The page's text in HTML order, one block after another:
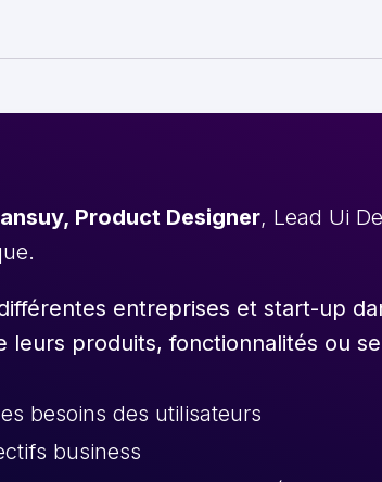
Product Designer, Lead Ui
entreprises et start-up
leurs produits, fonctionnalités ou
besoins des utilisateurs
business